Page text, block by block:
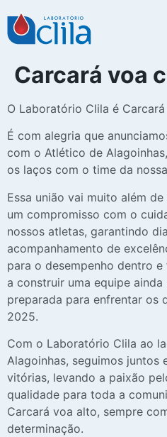
Carcará voa
O Laboratório Clila é
É com alegria que
com o Atlético de
os laços com o time da
Essa união vai muito além
um compromisso com o
nossos atletas, garantindo
acompanhamento de
para o desempenho dentro
a construir uma equipe
preparada para enfrentar os
2025.
Com o Laboratório Clila ao
Alagoinhas, seguimos juntos
vitórias, levando a paixão
qualidade para toda a
Carcará voa alto, sempre
determinação.